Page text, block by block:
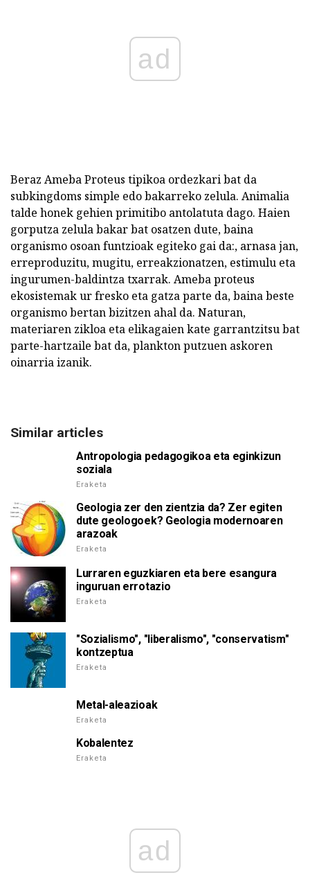
ad
Beraz Ameba Proteus tipikoa ordezkari bat da
subkingdoms simple edo bakarreko zelula. Animalia
talde honek gehien primitibo antolatuta dago. Haien
gorputza zelula bakar bat osatzen dute, baina
organismo osoan funtzioak egiteko gai da:, arnasa jan,
erreproduzitu, mugitu, erreakzionatzen, estimulu eta
ingurumen-baldintza txarrak. Ameba proteus
ekosistemak ur fresko eta gatza parte da, baina beste
organismo bertan bizitzen ahal da. Naturan,
materiaren zikloa eta elikagaien kate garrantzitsu bat
parte-hartzaile bat da, plankton putzuen askoren
oinarria izanik.
Similar articles
Antropologia pedagogikoa eta eginkizun
soziala
Eraketa
Geologia zer den zientzia da? Zer egiten
dute geologoek? Geologia modernoaren
arazoak
Eraketa
Lurraren eguzkiaren eta bere esangura
inguruan errotazio
Eraketa
"Sozialismo", "liberalismo", "conservatism"
kontzeptua
Eraketa
Metal-aleazioak
Eraketa
Kobalentez
Eraketa
ad